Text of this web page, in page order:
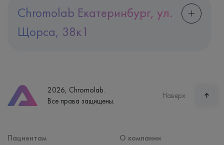
Chromolab Екатеринбург, ул.
Щорса, 38к1
Часы работы
пн-вс: 7:30-15:00
2026, Chromolab.
Все права защищены.
Наверх
Пациентам
О компании